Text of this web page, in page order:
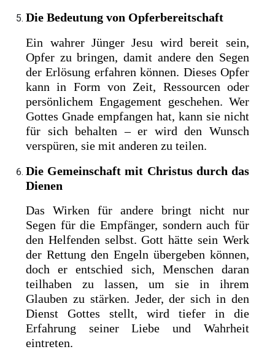
Die Bedeutung von Opferbereitschaft
Ein wahrer Jünger Jesu wird bereit sein,
Opfer zu bringen, damit andere den Segen
der Erlösung erfahren können. Dieses Opfer
kann in Form von Zeit, Ressourcen oder
persönlichem Engagement geschehen. Wer
Gottes Gnade empfangen hat, kann sie nicht
für sich behalten – er wird den Wunsch
verspüren, sie mit anderen zu teilen.
Die Gemeinschaft mit Christus durch das
Dienen
Das Wirken für andere bringt nicht nur
Segen für die Empfänger, sondern auch für
den Helfenden selbst. Gott hätte sein Werk
der Rettung den Engeln übergeben können,
doch er entschied sich, Menschen daran
teilhaben zu lassen, um sie in ihrem
Glauben zu stärken. Jeder, der sich in den
Dienst Gottes stellt, wird tiefer in die
Erfahrung seiner Liebe und Wahrheit
eintreten.